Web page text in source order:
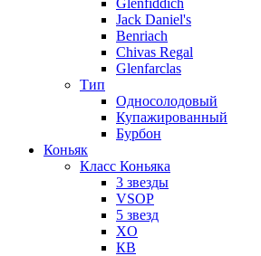
Jack Daniel's
Benriach
Chivas Regal
Glenfarclas
Тип
Односолодовый
Купажированный
Бурбон
Коньяк
Класс Коньяка
3 звезды
VSOP
5 звезд
XO
КВ